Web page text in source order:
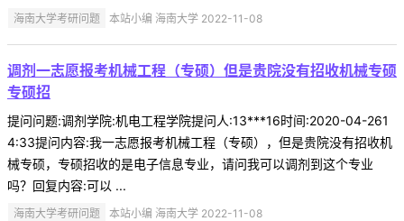
海南大学考研问题 本站小编 海南大学 2022-11-08
调剂一志愿报考机械工程（专硕）但是贵院没有招收机械专硕
专硕招
提问问题:调剂学院:机电工程学院提问人:13***16时间:2020-04-261
4:33提问内容:我一志愿报考机械工程（专硕），但是贵院没有招收机
械专硕，专硕招收的是电子信息专业，请问我可以调剂到这个专业
吗？回复内容:可以 ...
海南大学考研问题 本站小编 海南大学 2022-11-08